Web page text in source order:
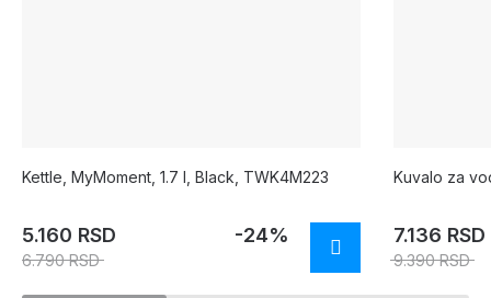
Kettle, MyMoment, 1.7 l, Black, TWK4M223
5.160 RSD
6.790 RSD
-24%
Kuvalo za
7.136 RSD
9.390 RSD